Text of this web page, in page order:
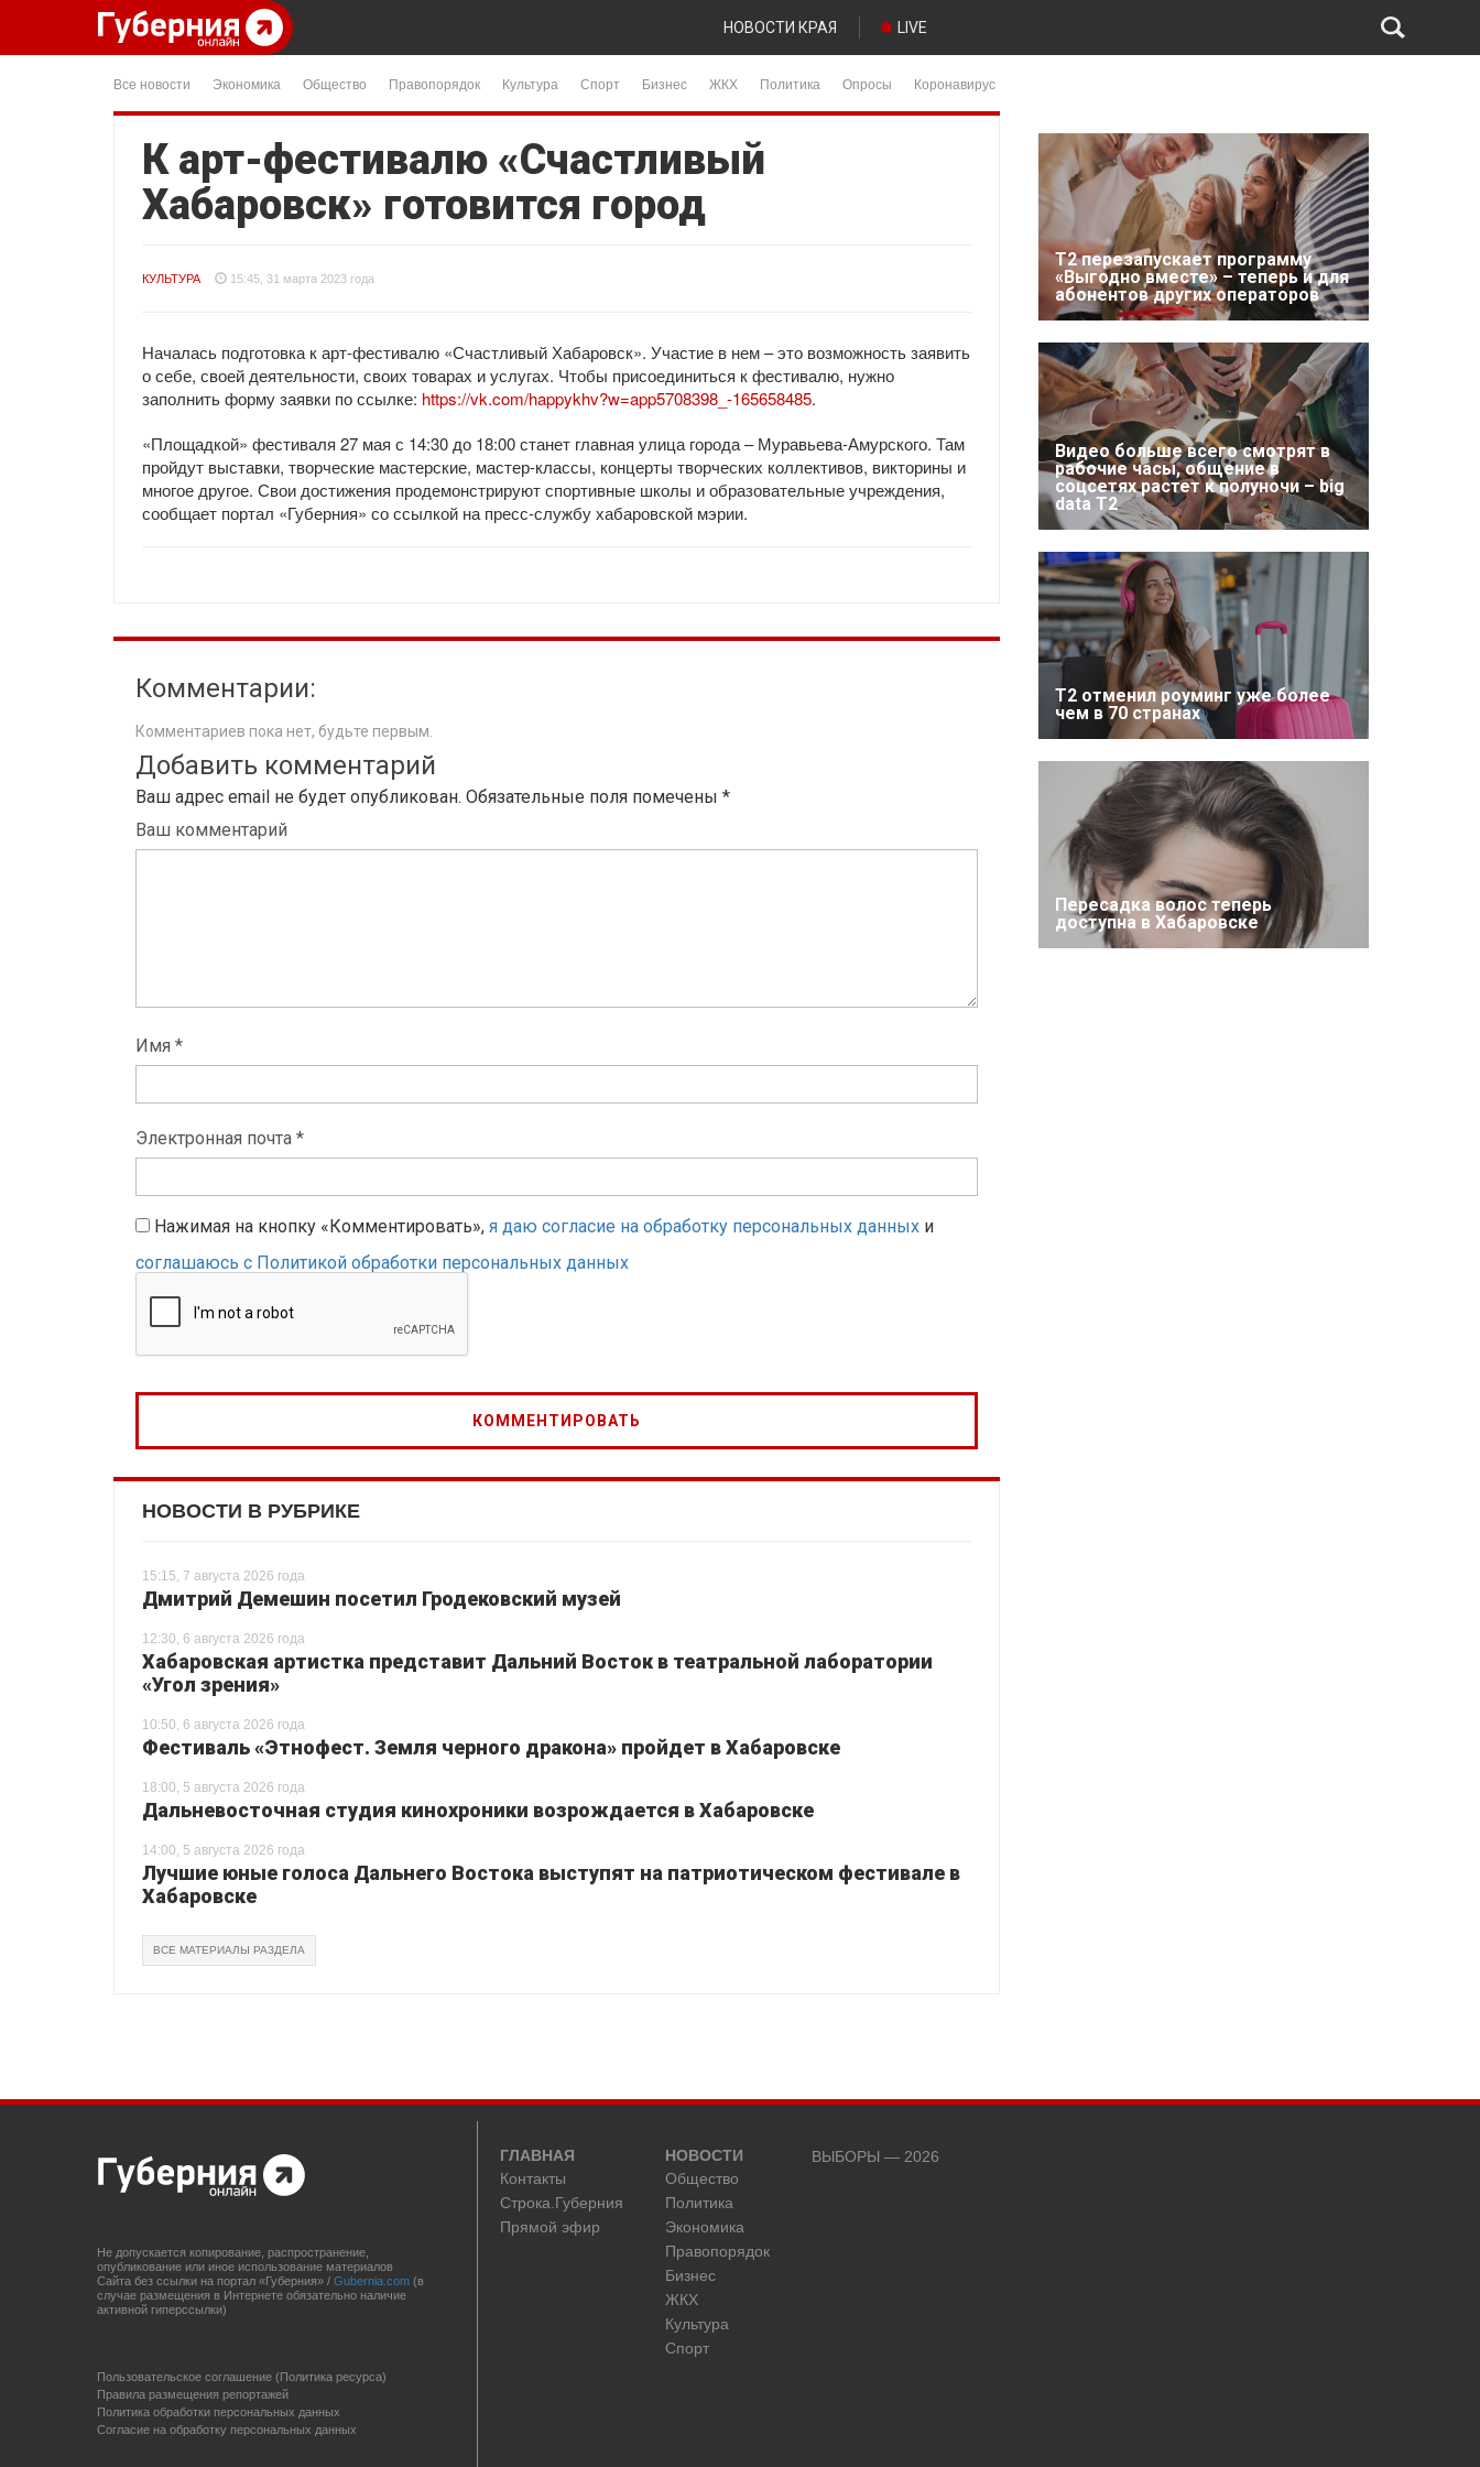
НОВОСТИ КРАЯ LIVE
Все новости Экономика Общество Правопорядок Культура Спорт Бизнес ЖКХ Политика Опросы Коронавирус
К арт-фестивалю «Счастливый
Хабаровск» готовится город
КУЛЬТУРА 15:45, 31 марта 2023 года
Началась подготовка к арт-фестивалю «Счастливый Хабаровск». Участие в нем – это возможность заявить
о себе, своей деятельности, своих товарах и услугах. Чтобы присоединиться к фестивалю, нужно
заполнить форму заявки по ссылке: https://vk.com/happykhv?w=app5708398_-165658485.
«Площадкой» фестиваля 27 мая с 14:30 до 18:00 станет главная улица города – Муравьева-Амурского. Там
пройдут выставки, творческие мастерские, мастер-классы, концерты творческих коллективов, викторины и
многое другое. Свои достижения продемонстрируют спортивные школы и образовательные учреждения,
сообщает портал «Губерния» со ссылкой на пресс-службу хабаровской мэрии.
Комментарии:
Комментариев пока нет, будьте первым.
Добавить комментарий
Ваш адрес email не будет опубликован. Обязательные поля помечены *
Ваш комментарий
Имя *
Электронная почта *
Нажимая на кнопку «Комментировать», я даю согласие на обработку персональных данных и
соглашаюсь с Политикой обработки персональных данных
НОВОСТИ В РУБРИКЕ
15:15, 7 августа 2026 года
Дмитрий Демешин посетил Гродековский музей
12:30, 6 августа 2026 года
Хабаровская артистка представит Дальний Восток в театральной лаборатории
«Угол зрения»
10:50, 6 августа 2026 года
Фестиваль «Этнофест. Земля черного дракона» пройдет в Хабаровске
18:00, 5 августа 2026 года
Дальневосточная студия кинохроники возрождается в Хабаровске
14:00, 5 августа 2026 года
Лучшие юные голоса Дальнего Востока выступят на патриотическом фестивале в
Хабаровске
ВСЕ МАТЕРИАЛЫ РАЗДЕЛА
Т2 перезапускает программу
«Выгодно вместе» – теперь и для
абонентов других операторов
Видео больше всего смотрят в
рабочие часы, общение в
соцсетях растет к полуночи – big
data T2
Т2 отменил роуминг уже более
чем в 70 странах
Пересадка волос теперь
доступна в Хабаровске
Не допускается копирование, распространение,
опубликование или иное использование материалов
Сайта без ссылки на портал «Губерния» / Gubernia.com (в
случае размещения в Интернете обязательно наличие
активной гиперссылки)
Пользовательское соглашение (Политика ресурса)
Правила размещения репортажей
Политика обработки персональных данных
Согласие на обработку персональных данных
ГЛАВНАЯ
Контакты
Строка.Губерния
Прямой эфир
НОВОСТИ
Общество
Политика
Экономика
Правопорядок
Бизнес
ЖКХ
Культура
Спорт
ВЫБОРЫ — 2026